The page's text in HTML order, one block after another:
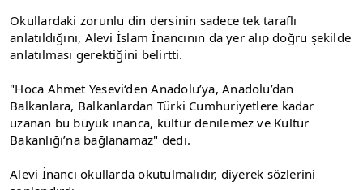
Okullardaki zorunlu din dersinin sadece tek taraflı
anlatıldığını, Alevi İslam İnancının da yer alıp doğru şekilde
anlatılması gerektiğini belirtti.
"Hoca Ahmet Yesevi‘den Anadolu’ya, Anadolu’dan
Balkanlara, Balkanlardan Türki Cumhuriyetlere kadar
uzanan bu büyük inanca, kültür denilemez ve Kültür
Bakanlığı’na bağlanamaz" dedi.
Alevi İnancı okullarda okutulmalıdır, diyerek sözlerini